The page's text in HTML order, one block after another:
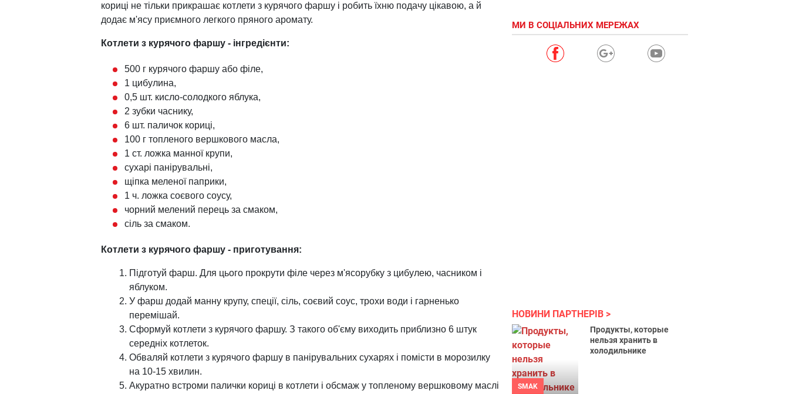
кориці не тільки прикрашає котлети з курячого фаршу і робить їхню подачу цікавою, а й
додає м'ясу приємного легкого пряного аромату.
Котлети з курячого фаршу - інгредієнти:
500 г курячого фаршу або філе,
1 цибулина,
0,5 шт. кисло-солодкого яблука,
2 зубки часнику,
6 шт. паличок кориці,
100 г топленого вершкового масла,
1 ст. ложка манної крупи,
сухарі панірувальні,
щіпка меленої паприки,
1 ч. ложка соєвого соусу,
чорний мелений перець за смаком,
сіль за смаком.
Котлети з курячого фаршу - приготування:
Підготуй фарш. Для цього прокрути філе через м'ясорубку з цибулею, часником і
яблуком.
У фарш додай манну крупу, спеції, сіль, соєвий соус, трохи води і гарненько
перемішай.
Сформуй котлети з курячого фаршу. З такого об'єму виходить приблизно 6 штук
середніх котлеток.
Обваляй котлети з курячого фаршу в панірувальних сухарях і помісти в морозилку
на 10-15 хвилин.
Акуратно встроми палички кориці в котлети і обсмаж у топленому вершковому маслі
МИ В СОЦІАЛЬНИХ МЕРЕЖАХ
НОВИНИ ПАРТНЕРІВ
SMAK
Продукты, которые
нельзя хранить в
холодильнике